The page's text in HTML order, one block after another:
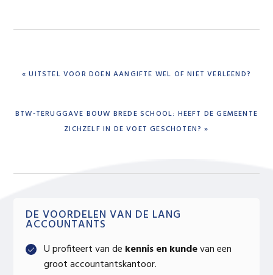
PREVIOUS
« UITSTEL VOOR DOEN AANGIFTE WEL OF NIET VERLEEND?
NEXT
BTW-TERUGGAVE BOUW BREDE SCHOOL: HEEFT DE GEMEENTE
ZICHZELF IN DE VOET GESCHOTEN? »
Primary
Sidebar
DE VOORDELEN VAN DE LANG
ACCOUNTANTS
U profiteert van de kennis en kundevan een
groot accountantskantoor.